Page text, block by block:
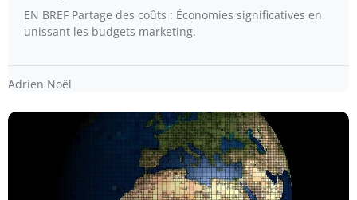
EN BREF Partage des coûts : Économies significatives en
unissant les budgets marketing.
Adrien Noël